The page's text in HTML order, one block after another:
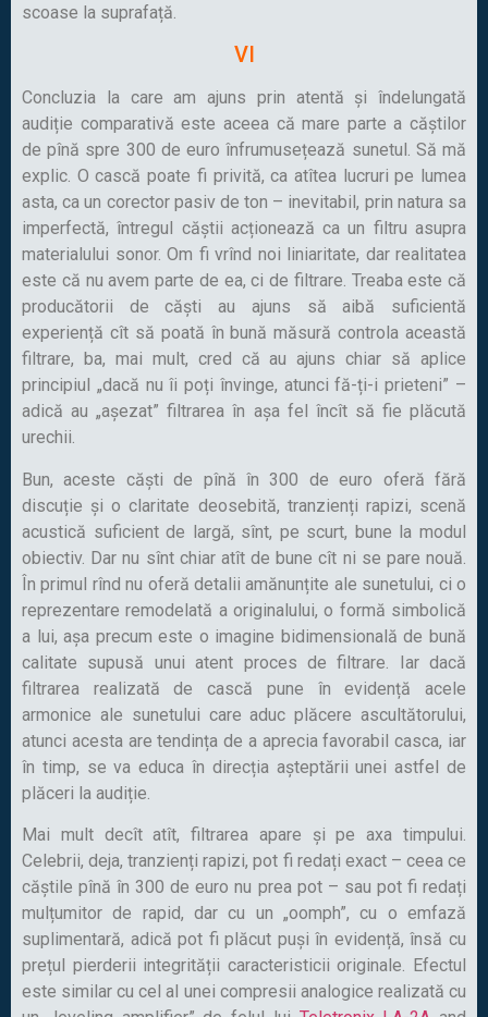
scoase la suprafață.
VI
Concluzia la care am ajuns prin atentă și îndelungată
audiție comparativă este aceea că mare parte a căștilor
de pînă spre 300 de euro înfrumusețează sunetul. Să mă
explic. O cască poate fi privită, ca atîtea lucruri pe lumea
asta, ca un corector pasiv de ton – inevitabil, prin natura sa
imperfectă, întregul căștii acționează ca un filtru asupra
materialului sonor. Om fi vrînd noi liniaritate, dar realitatea
este că nu avem parte de ea, ci de filtrare. Treaba este că
producătorii de căști au ajuns să aibă suficientă
experiență cît să poată în bună măsură controla această
filtrare, ba, mai mult, cred că au ajuns chiar să aplice
principiul „dacă nu îi poți învinge, atunci fă-ți-i prieteni” –
adică au „așezat” filtrarea în așa fel încît să fie plăcută
urechii.
Bun, aceste căști de pînă în 300 de euro oferă fără
discuție și o claritate deosebită, tranzienți rapizi, scenă
acustică suficient de largă, sînt, pe scurt, bune la modul
obiectiv. Dar nu sînt chiar atît de bune cît ni se pare nouă.
În primul rînd nu oferă detalii amănunțite ale sunetului, ci o
reprezentare remodelată a originalului, o formă simbolică
a lui, așa precum este o imagine bidimensională de bună
calitate supusă unui atent proces de filtrare. Iar dacă
filtrarea realizată de cască pune în evidență acele
armonice ale sunetului care aduc plăcere ascultătorului,
atunci acesta are tendința de a aprecia favorabil casca, iar
în timp, se va educa în direcția așteptării unei astfel de
plăceri la audiție.
Mai mult decît atît, filtrarea apare și pe axa timpului.
Celebrii, deja, tranzienți rapizi, pot fi redați exact – ceea ce
căștile pînă în 300 de euro nu prea pot – sau pot fi redați
mulțumitor de rapid, dar cu un „oomph”, cu o emfază
suplimentară, adică pot fi plăcut puși în evidență, însă cu
prețul pierderii integrității caracteristicii originale. Efectul
este similar cu cel al unei compresii analogice realizată cu